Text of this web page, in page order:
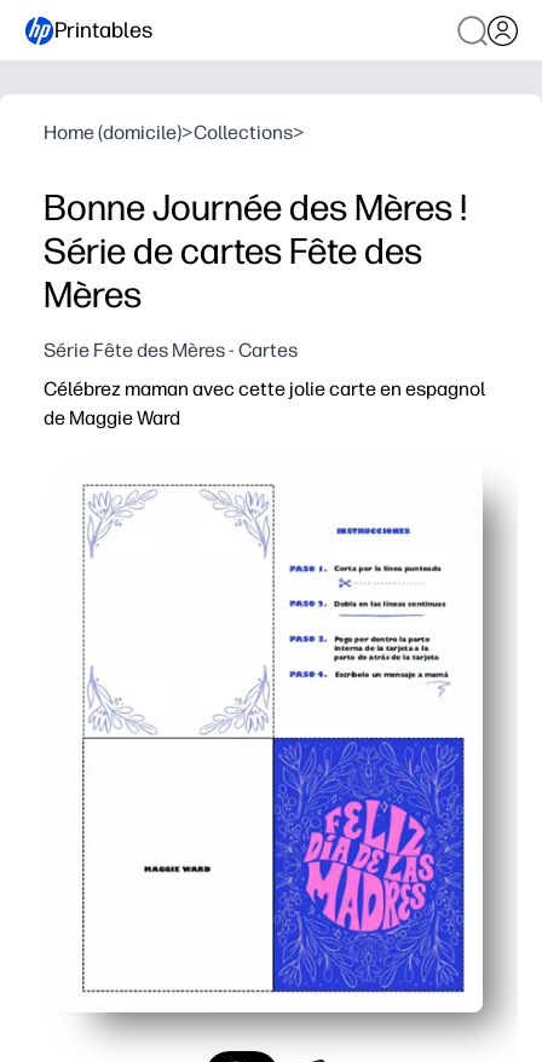
Printables
Home (domicile)>Collections>
Bonne Journée des Mères !
Série de cartes Fête des
Mères
Série Fête des Mères - Cartes
Célébrez maman avec cette jolie carte en espagnol
de Maggie Ward
En espagnol - parfait pour les familles bilingues, les
Encourager les enfants - décorer, colorier et écrire
Conçu pour le papier à lettres standard - facile à